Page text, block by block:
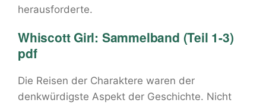
herausforderte.
Whiscott Girl: Sammelband (Teil 1-3)
pdf
Die Reisen der Charaktere waren der
denkwürdigste Aspekt der Geschichte. Nicht